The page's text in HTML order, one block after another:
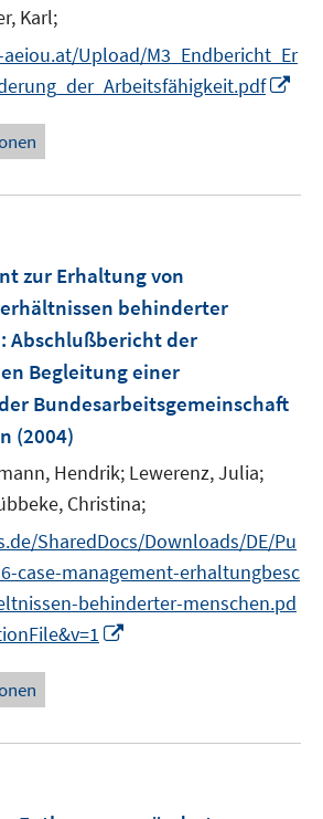
Karl;
Upload/M3_Endbericht_Er
u
n
n
zur Erhaltung von
behinderter
: Abschlußbericht der
Begleitung einer
Bundesarbeitsgemeinschaft
(2004)
Hendrik; Lewerenz, Julia;
Christina;
SharedDocs/Downloads/DE/Pu
case-management-erhaltungbesc
behinderter-menschen.pd
u